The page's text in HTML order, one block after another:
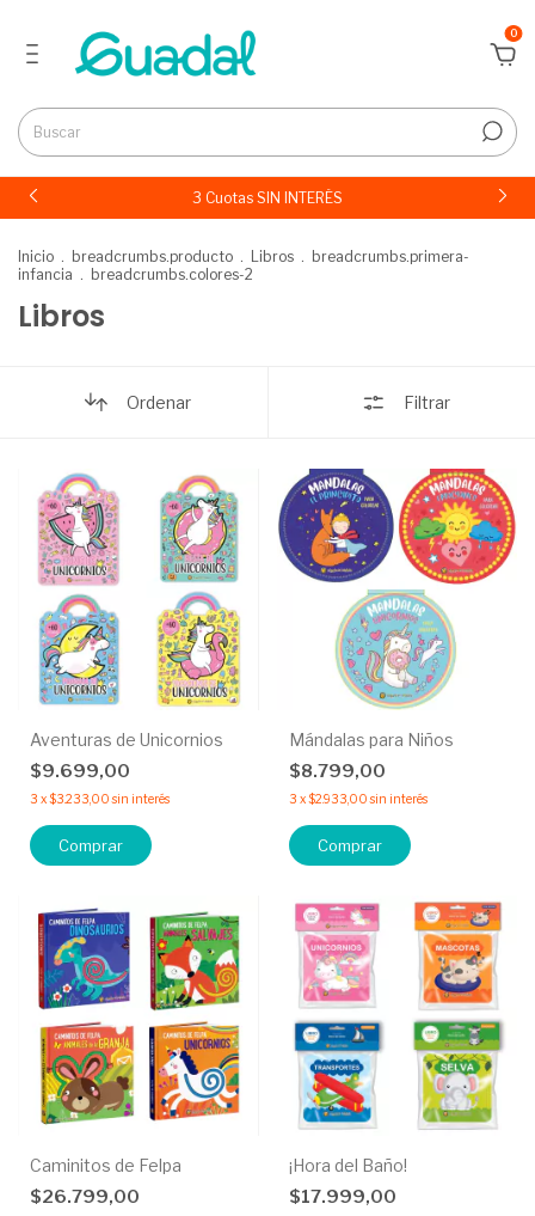
0
3 Cuotas SIN INTERÉS
Inicio . breadcrumbs.producto . Libros . breadcrumbs.primera-
infancia . breadcrumbs.colores-2
Libros
Ordenar Filtrar
Aventuras de Unicornios
$9.699,00
3 x$3.233,00 sin interés
Comprar
Mándalas para Niños
$8.799,00
3 x$2.933,00 sin interés
Comprar
Caminitos de Felpa
$26.799,00
¡Hora del Baño!
$17.999,00